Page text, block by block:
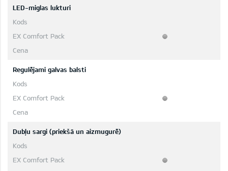
LED-miglas lukturi
Regulējami galvas balsti
Dubļu sargi (priekšā un aizmugurē)